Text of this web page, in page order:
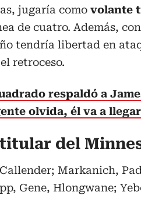
jugaría como volante
de cuatro. Además,
tendría libertad en
retroceso.
respaldó a
olvida, él va a
del
Callender; Markanich,
Gene, Hlongwane;